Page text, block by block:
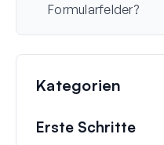
Formularfelder?
Kategorien
Erste Schritte